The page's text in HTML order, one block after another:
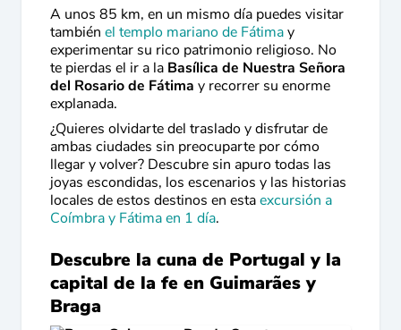
A unos 85 km, en un mismo día puedes visitar
también el templo mariano de Fátimay
experimentar su rico patrimonio religioso. No
te pierdas el ir a la Basílica de Nuestra Señora
del Rosario de Fátima y recorrer su enorme
explanada.
¿Quieres olvidarte del traslado y disfrutar de
ambas ciudades sin preocuparte por cómo
llegar y volver? Descubre sin apuro todas las
joyas escondidas, los escenarios y las historias
locales de estos destinos en estaexcursión a
Coímbra y Fátima en 1 día.
Descubre la cuna de Portugal y la
capital de la fe en Guimarães y
Braga